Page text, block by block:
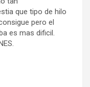
que tipo de hilo
pero el
es mas dificil.